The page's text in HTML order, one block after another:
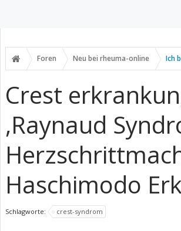
Foren Neu bei rheuma-online Ich
Crest
,Raynaud
Haschimodo
Schlagworte: crest-syndrom